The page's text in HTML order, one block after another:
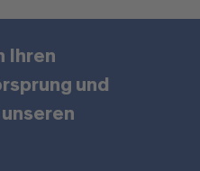
Ihren
und